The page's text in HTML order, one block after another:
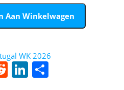
Kids WK 2026 Lange
Aan Winkelwagen
WK 2026
R Li